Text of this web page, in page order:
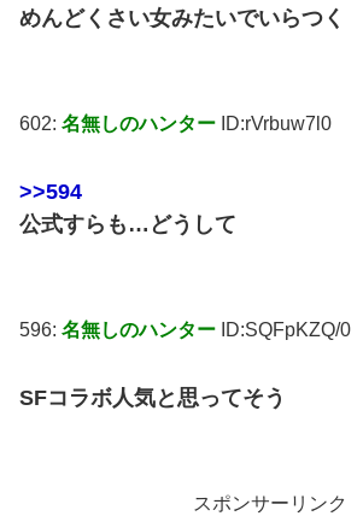
めんどくさい女みたいでいらつく
602: 名無しのハンター ID:rVrbuw7l0
>>594
公式すらも…どうして
596: 名無しのハンター ID:SQFpKZQ/0
SFコラボ人気と思ってそう
スポンサーリンク